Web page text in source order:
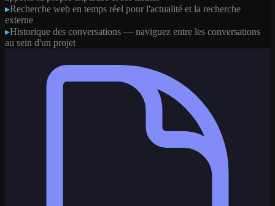
▸Recherche web en temps réel pour l'actualité et la recherche
externe
▸Historique des conversations — naviguez entre les conversations
au sein d'un projet